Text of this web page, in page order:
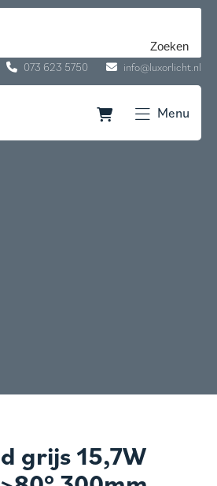
Producten
Zoeken
073 623 5750 info@luxorlicht.nl
Menu
grijs 15,7W